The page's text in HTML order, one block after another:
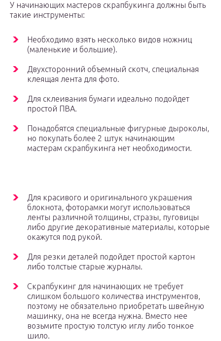
У начинающих мастеров скрапбукинга должны быть
такие инструменты:
Необходимо взять несколько видов ножниц
(маленькие и большие).
Двухсторонний объемный скотч, специальная
клеящая лента для фото.
Для склеивания бумаги идеально подойдет
простой ПВА.
Понадобятся специальные фигурные дыроколы,
но покупать более 2 штук начинающим
мастерам скрапбукинга нет необходимости.
Для красивого и оригинального украшения
блокнота, фоторамки могут использоваться
ленты различной толщины, стразы, пуговицы
либо другие декоративные материалы, которые
окажутся под рукой.
Для резки деталей подойдет простой картон
либо толстые старые журналы.
Скрапбукинг для начинающих не требует
слишком большого количества инструментов,
поэтому не обязательно приобретать швейную
машинку, она не всегда нужна. Вместо нее
возьмите простую толстую иглу либо тонкое
шило.